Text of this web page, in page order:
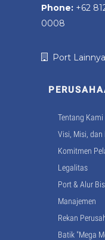
Phone: +62
0008
Port Lainnya
Tentang Kami
Visi, Misi,
Komitmen
Legalitas
Port & Alur
Manajemen
Rekan
Batik "Mega